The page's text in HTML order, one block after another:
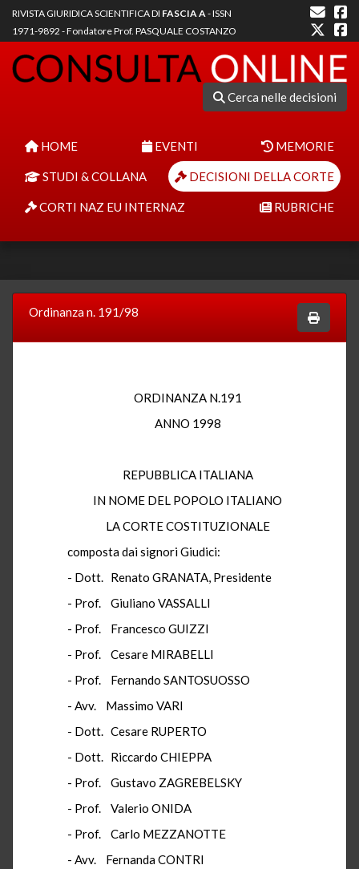
RIVISTA GIURIDICA SCIENTIFICA DI FASCIA A- ISSN
1971-9892 - Fondatore Prof. PASQUALE COSTANZO
Cerca nelle decisioni
HOME EVENTI MEMORIE
STUDI & COLLANA DECISIONI DELLA CORTE
CORTI NAZ EU INTERNAZ RUBRICHE
Ordinanza n. 191/98
ORDINANZA N.191
ANNO 1998
REPUBBLICA ITALIANA
IN NOME DEL POPOLO ITALIANO
LA CORTE COSTITUZIONALE
composta dai signori Giudici:
- Dott. Renato GRANATA, Presidente
- Prof. Giuliano VASSALLI
- Prof. Francesco GUIZZI
- Prof. Cesare MIRABELLI
- Prof. Fernando SANTOSUOSSO
- Avv. Massimo VARI
- Dott. Cesare RUPERTO
- Dott. Riccardo CHIEPPA
- Prof. Gustavo ZAGREBELSKY
- Prof. Valerio ONIDA
- Prof. Carlo MEZZANOTTE
- Avv. Fernanda CONTRI